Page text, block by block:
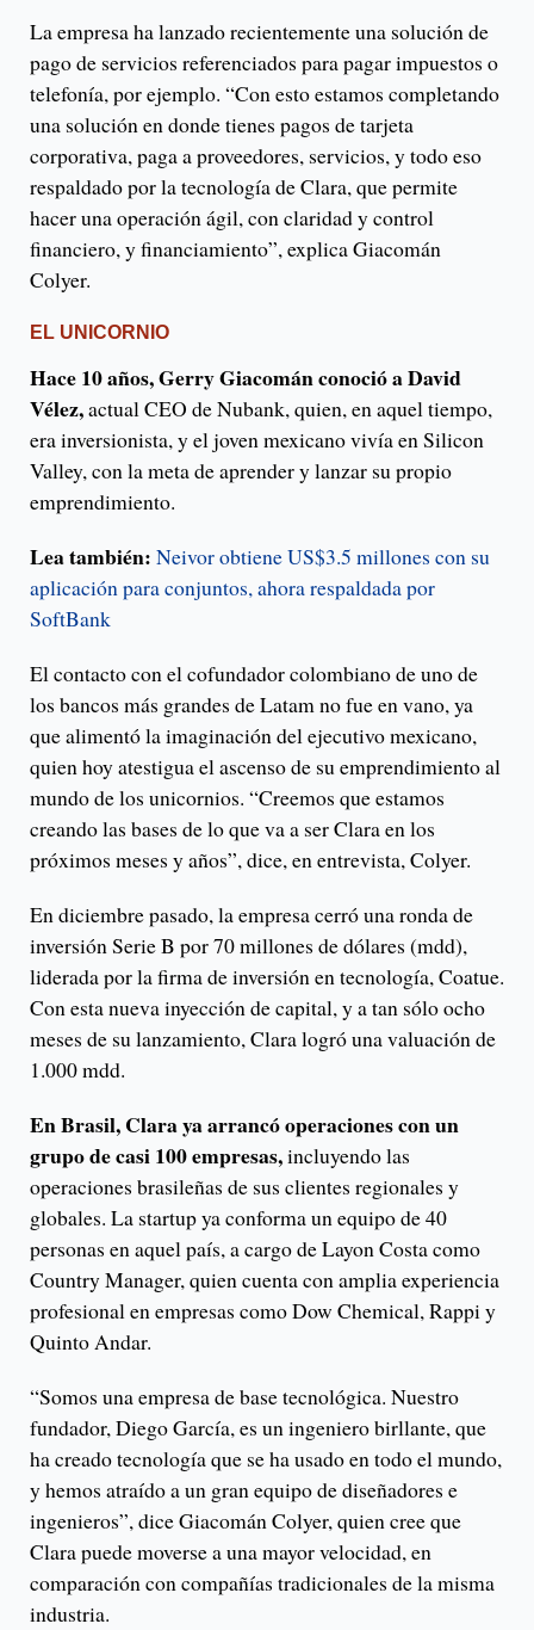
La empresa ha lanzado recientemente una solución de
pago de servicios referenciados para pagar impuestos o
telefonía, por ejemplo. “Con esto estamos completando
una solución en donde tienes pagos de tarjeta
corporativa, paga a proveedores, servicios, y todo eso
respaldado por la tecnología de Clara, que permite
hacer una operación ágil, con claridad y control
financiero, y financiamiento”, explica Giacomán
Colyer.
EL UNICORNIO
Hace 10 años, Gerry Giacomán conoció a David
Vélez,actual CEO de Nubank, quien, en aquel tiempo,
era inversionista, y el joven mexicano vivía en Silicon
Valley, con la meta de aprender y lanzar su propio
emprendimiento.
Lea también: Neivor obtiene US$3.5 millones con su
aplicación para conjuntos, ahora respaldada por
SoftBank
El contacto con el cofundador colombiano de uno de
los bancos más grandes de Latam no fue en vano, ya
que alimentó la imaginación del ejecutivo mexicano,
quien hoy atestigua el ascenso de su emprendimiento al
mundo de los unicornios. “Creemos que estamos
creando las bases de lo que va a ser Clara en los
próximos meses y años”, dice, en entrevista, Colyer.
En diciembre pasado, la empresa cerró una ronda de
inversión Serie B por 70 millones de dólares (mdd),
liderada por la firma de inversión en tecnología, Coatue.
Con esta nueva inyección de capital, y a tan sólo ocho
meses de su lanzamiento, Clara logró una valuación de
1.000 mdd.
En Brasil, Clara ya arrancó operaciones con un
grupo de casi 100 empresas,incluyendo las
operaciones brasileñas de sus clientes regionales y
globales. La startup ya conforma un equipo de 40
personas en aquel país, a cargo de Layon Costa como
Country Manager, quien cuenta con amplia experiencia
profesional en empresas como Dow Chemical, Rappi y
Quinto Andar.
“Somos una empresa de base tecnológica. Nuestro
fundador, Diego García, es un ingeniero birllante, que
ha creado tecnología que se ha usado en todo el mundo,
y hemos atraído a un gran equipo de diseñadores e
ingenieros”, dice Giacomán Colyer, quien cree que
Clara puede moverse a una mayor velocidad, en
comparación con compañías tradicionales de la misma
industria.